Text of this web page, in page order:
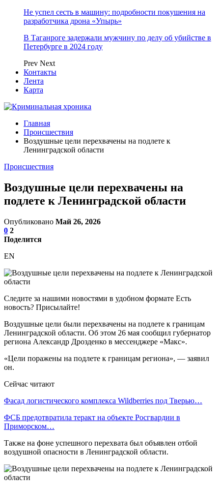
Не успел сесть в машину: подробности покушения на
разработчика дрона «Упырь»
В Таганроге задержали мужчину по делу об убийстве в
Петербурге в 2024 году
Prev Next
Контакты
Лента
Карта
Главная
Происшествия
Воздушные цели перехвачены на подлете к
Ленинградской области
Происшествия
Воздушные цели перехвачены на
подлете к Ленинградской области
Опубликовано Май 26, 2026
0 2
Поделится
EN
Следите за нашими новостями в удобном формате Есть
новость? Присылайте!
Воздушные цели были перехвачены на подлете к границам
Ленинградской области. Об этом 26 мая сообщил губернатор
региона Александр Дрозденко в мессенджере «Макс».
«Цели поражены на подлете к границам региона», — заявил
он.
Сейчас читают
Фасад логистического комплекса Wildberries под Тверью…
ФСБ предотвратила теракт на объекте Росгвардии в
Приморском…
Также на фоне успешного перехвата был объявлен отбой
воздушной опасности в Ленинградской области.